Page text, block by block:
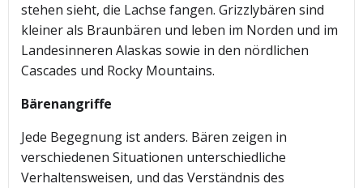
stehen sieht, die Lachse fangen. Grizzlybären sind
kleiner als Braunbären und leben im Norden und im
Landesinneren Alaskas sowie in den nördlichen
Cascades und Rocky Mountains.
Bärenangriffe
Jede Begegnung ist anders. Bären zeigen in
verschiedenen Situationen unterschiedliche
Verhaltensweisen, und das Verständnis des